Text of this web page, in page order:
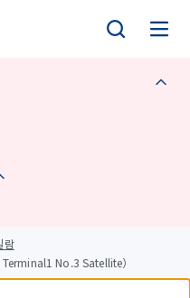
람
No.3 Satellite）